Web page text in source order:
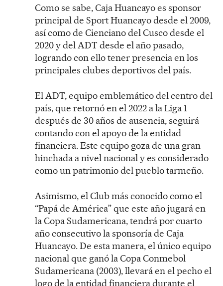
Como se sabe, Caja Huancayo es sponsor
principal de Sport Huancayo desde el 2009,
así como de Cienciano del Cusco desde el
2020 y del ADT desde el año pasado,
logrando con ello tener presencia en los
principales clubes deportivos del país.
El ADT, equipo emblemático del centro del
país, que retornó en el 2022 a la Liga 1
después de 30 años de ausencia, seguirá
contando con el apoyo de la entidad
financiera. Este equipo goza de una gran
hinchada a nivel nacional y es considerado
como un patrimonio del pueblo tarmeño.
Asimismo, el Club más conocido como el
“Papá de América” que este año jugará en
la Copa Sudamericana, tendrá por cuarto
año consecutivo la sponsoría de Caja
Huancayo. De esta manera, el único equipo
nacional que ganó la Copa Conmebol
Sudamericana (2003), llevará en el pecho el
logo de la entidad financiera durante el